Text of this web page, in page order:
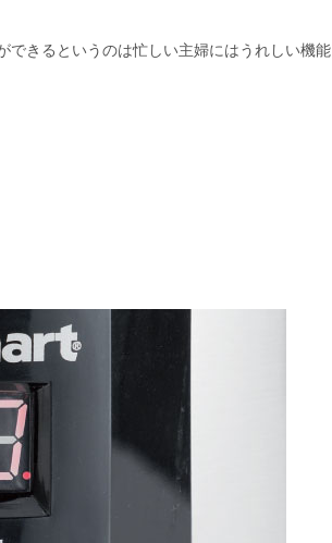
できるというのは忙しい主婦にはうれしい機能